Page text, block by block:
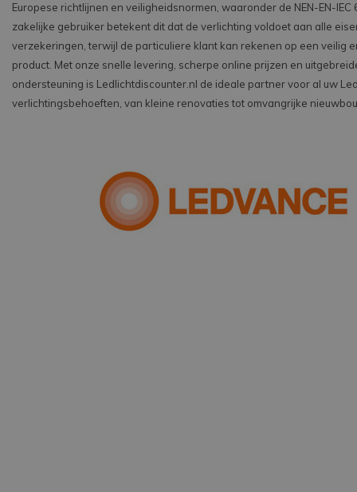
Europese richtlijnen en veiligheidsnormen, waaronder de NEN-EN-IEC
zakelijke gebruiker betekent dit dat de verlichting voldoet aan alle
verzekeringen, terwijl de particuliere klant kan rekenen op een veilig
product. Met onze snelle levering, scherpe online prijzen en
ondersteuning is Ledlichtdiscounter.nl de ideale partner voor al uw
verlichtingsbehoeften, van kleine renovaties tot omvangrijke